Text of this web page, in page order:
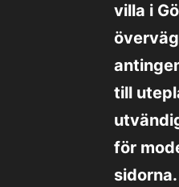
villa i
till
för